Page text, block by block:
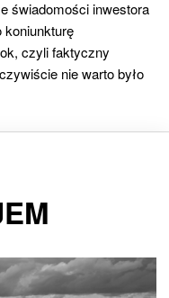
świadomości inwestora
koniunkturę
czyli faktyczny
nie warto było